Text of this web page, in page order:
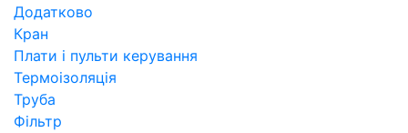
Додатково
Кран
Плати і пульти керування
Термоізоляція
Труба
Фільтр